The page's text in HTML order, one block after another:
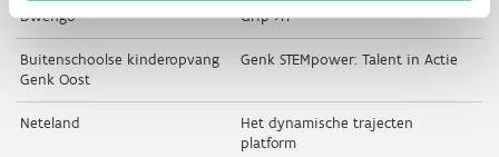
Dwengo Grip->IT
Buitenschoolse kinderopvang
Genk Oost
Genk STEMpower: Talent in Actie
Neteland
Het dynamische trajecten
platform